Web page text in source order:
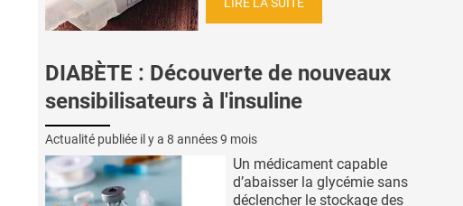
LIRE LA SUITE
DIABÈTE : Découverte de nouveaux
sensibilisateurs à l'insuline
Actualité publiée il y a 8 années 9 mois
Un médicament capable
d’abaisser la glycémie sans
déclencher le stockage des